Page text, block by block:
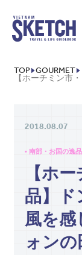
TOP GOURMET
2018.08.07
• 南部・お国の逸品
【ホ
品】ド
風を感
ォン